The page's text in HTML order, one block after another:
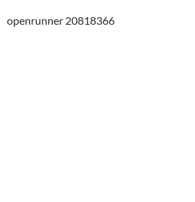
openrunner 20818366